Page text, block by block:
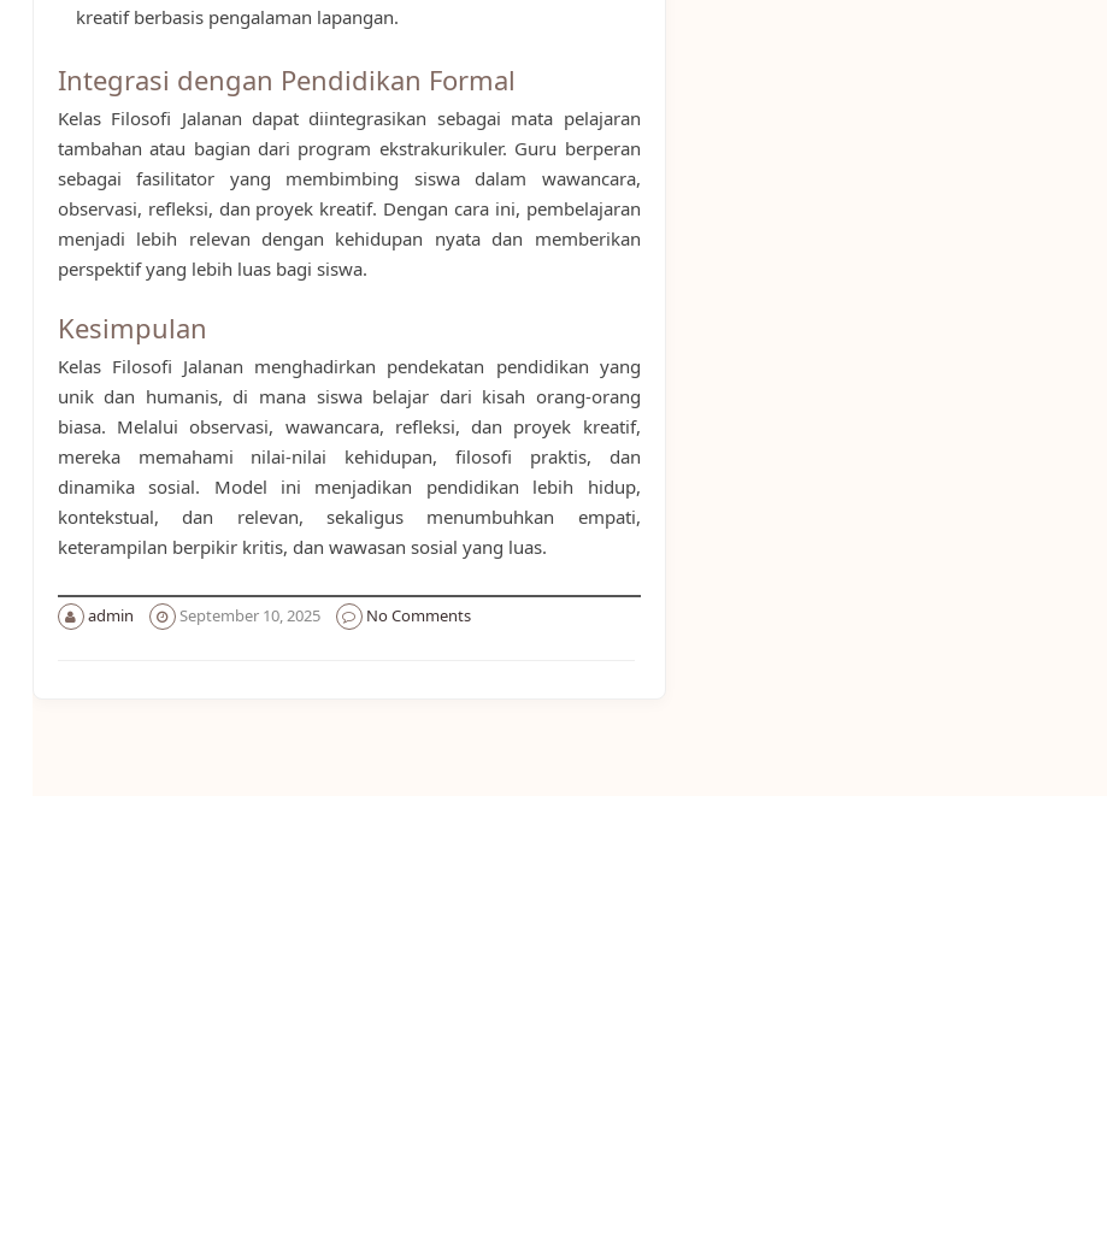
kreatif berbasis pengalaman lapangan.
Integrasi dengan Pendidikan Formal
Kelas Filosofi Jalanan dapat diintegrasikan sebagai mata pelajaran
tambahan atau bagian dari program ekstrakurikuler. Guru berperan
sebagai fasilitator yang membimbing siswa dalam wawancara,
observasi, refleksi, dan proyek kreatif. Dengan cara ini, pembelajaran
menjadi lebih relevan dengan kehidupan nyata dan memberikan
perspektif yang lebih luas bagi siswa.
Kesimpulan
Kelas Filosofi Jalanan menghadirkan pendekatan pendidikan yang
unik dan humanis, di mana siswa belajar dari kisah orang-orang
biasa. Melalui observasi, wawancara, refleksi, dan proyek kreatif,
mereka memahami nilai-nilai kehidupan, filosofi praktis, dan
dinamika sosial. Model ini menjadikan pendidikan lebih hidup,
kontekstual, dan relevan, sekaligus menumbuhkan empati,
keterampilan berpikir kritis, dan wawasan sosial yang luas.
admin September 10, 2025 No Comments